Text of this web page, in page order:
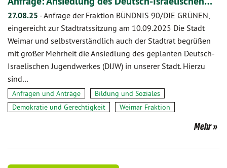
27.08.25 -Anfrage der Fraktion BÜNDNIS 90/DIE GRÜNEN,
eingereicht zur Stadtratssitzung am 10.09.2025 Die Stadt
Weimar und selbstverständlich auch der Stadtrat begrüßen
mit großer Mehrheit die Ansiedlung des geplanten Deutsch-
Israelischen Jugendwerkes (DIJW) in unserer Stadt. Hierzu
sind…
Anfragen und Anträge
Bildung und Soziales
Demokratie und Gerechtigkeit
Weimar Fraktion
Mehr